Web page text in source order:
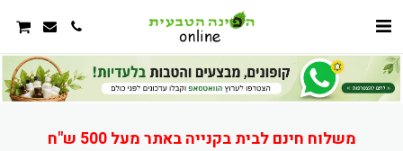
משלוח חינם לבית בקנייה באתר מעל 500 ש"ח